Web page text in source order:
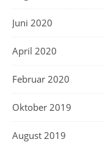
Juni 2020
April 2020
Februar 2020
Oktober 2019
August 2019